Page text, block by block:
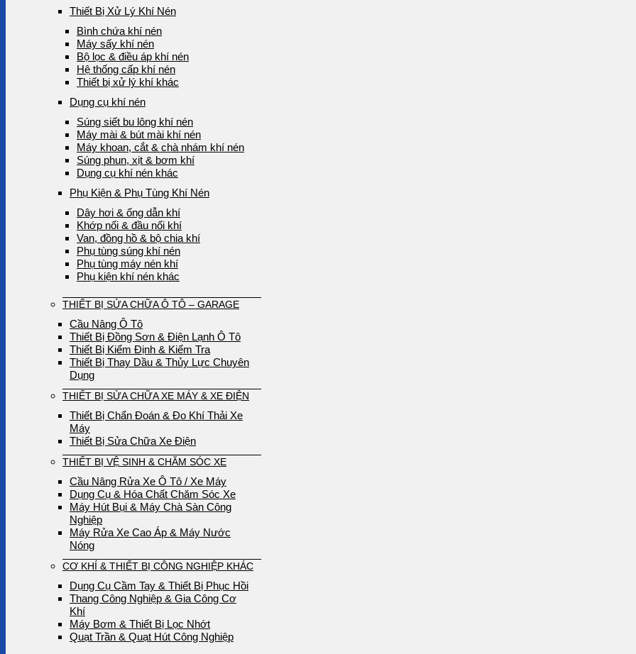
Thiết Bị Xử Lý Khí Nén
Bình chứa khí nén
Máy sấy khí nén
Bộ lọc & điều áp khí nén
Hệ thống cấp khí nén
Thiết bị xử lý khí khác
Dụng cụ khí nén
Súng siết bu lông khí nén
Máy mài & bút mài khí nén
Máy khoan, cắt & chà nhám khí nén
Súng phun, xịt & bơm khí
Dụng cụ khí nén khác
Phụ Kiện & Phụ Tùng Khí Nén
Dây hơi & ống dẫn khí
Khớp nối & đầu nối khí
Van, đồng hồ & bộ chia khí
Phụ tùng súng khí nén
Phụ tùng máy nén khí
Phụ kiện khí nén khác
THIẾT BỊ SỬA CHỮA Ô TÔ – GARAGE
Cầu Nâng Ô Tô
Thiết Bị Đồng Sơn & Điện Lạnh Ô Tô
Thiết Bị Kiểm Định & Kiểm Tra
Thiết Bị Thay Dầu & Thủy Lực Chuyên
Dụng
THIẾT BỊ SỬA CHỮA XE MÁY & XE ĐIỆN
Thiết Bị Chẩn Đoán & Đo Khí Thải Xe
Máy
Thiết Bị Sửa Chữa Xe Điện
THIẾT BỊ VỆ SINH & CHĂM SÓC XE
Cầu Nâng Rửa Xe Ô Tô / Xe Máy
Dụng Cụ & Hóa Chất Chăm Sóc Xe
Máy Hút Bụi & Máy Chà Sàn Công
Nghiệp
Máy Rửa Xe Cao Áp & Máy Nước
Nóng
CƠ KHÍ & THIẾT BỊ CÔNG NGHIỆP KHÁC
Dụng Cụ Cầm Tay & Thiết Bị Phục Hồi
Thang Công Nghiệp & Gia Công Cơ
Khí
Máy Bơm & Thiết Bị Lọc Nhớt
Quạt Trần & Quạt Hút Công Nghiệp